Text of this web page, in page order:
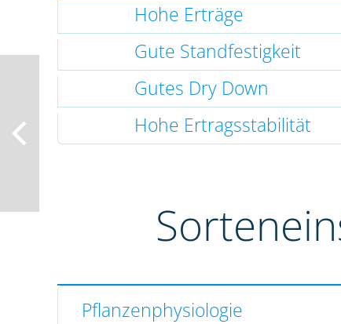
Hohe Erträge
Gute Standfestigkeit
Gutes Dry Down
Hohe Ertragsstabilität
Pflanzenphysiologie